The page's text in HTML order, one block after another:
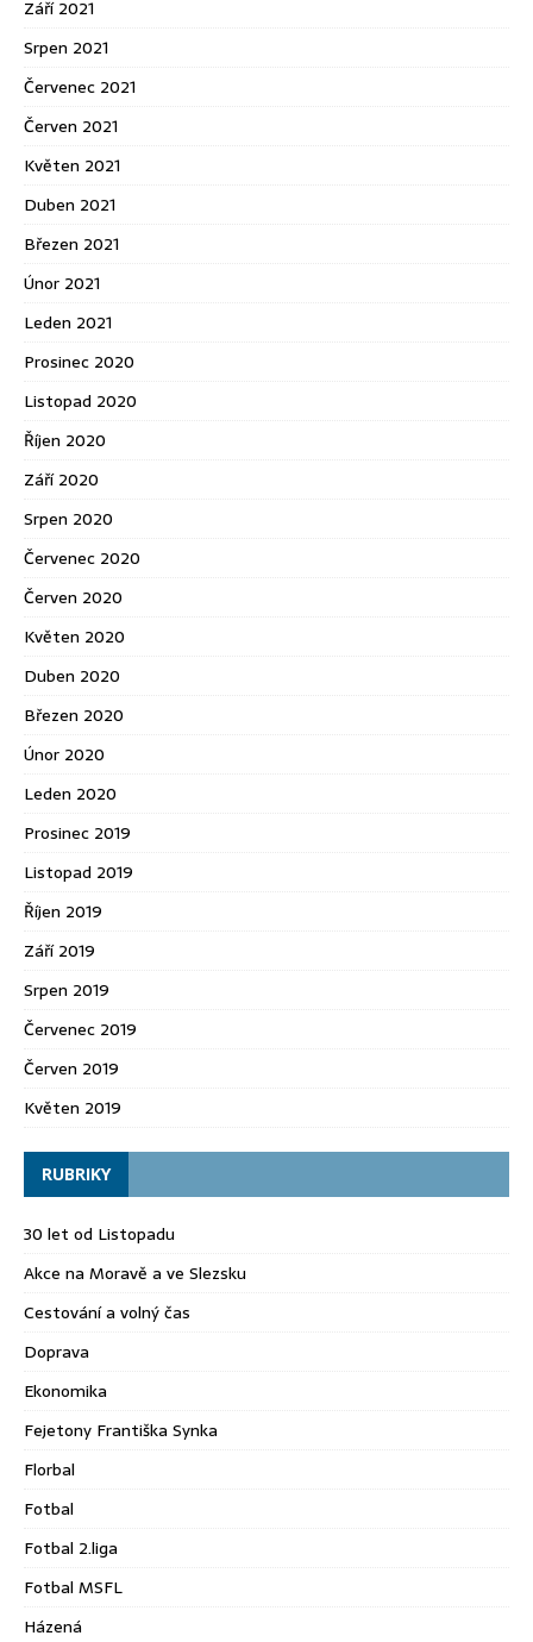
Září 2021
Srpen 2021
Červenec 2021
Červen 2021
Květen 2021
Duben 2021
Březen 2021
Únor 2021
Leden 2021
Prosinec 2020
Listopad 2020
Říjen 2020
Září 2020
Srpen 2020
Červenec 2020
Červen 2020
Květen 2020
Duben 2020
Březen 2020
Únor 2020
Leden 2020
Prosinec 2019
Listopad 2019
Říjen 2019
Září 2019
Srpen 2019
Červenec 2019
Červen 2019
Květen 2019
RUBRIKY
30 let od Listopadu
Akce na Moravě a ve Slezsku
Cestování a volný čas
Doprava
Ekonomika
Fejetony Františka Synka
Florbal
Fotbal
Fotbal 2.liga
Fotbal MSFL
Házená